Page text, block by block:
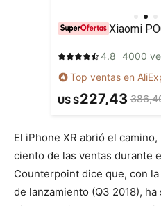
4.8 4000
Top ventas en
US $227,43
El iPhone XR abrió el
ciento de las ventas durante
Counterpoint dice que, con
de lanzamiento (Q3 2018),